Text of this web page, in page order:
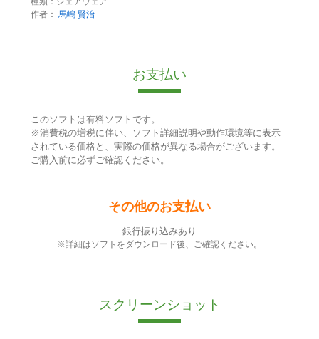
作者：
馬嶋 賢治
お支払い
このソフトは有料ソフトです。
※消費税の増税に伴い、ソフト詳細説明や動作環境等に表示
されている価格と、実際の価格が異なる場合がございます。
ご購入前に必ずご確認ください。
その他のお支払い
銀行振り込みあり
※詳細はソフトをダウンロード後、ご確認ください。
スクリーンショット